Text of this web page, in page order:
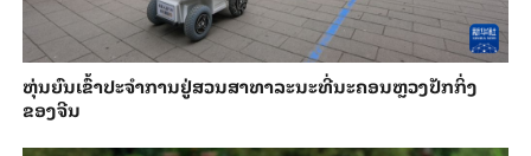
​ຫຸ່ນ​ຍົນ​ເຂົ້າ​ປະ​ຈຳ​ການ​ຢູ່​ສວນ​ສາ​ທາ​ລະ​ນະ​ທີ່​ນະ​ຄອນຫຼວງ​ປັກ​ກິ່ງ​
ຂອງ​ຈີນ